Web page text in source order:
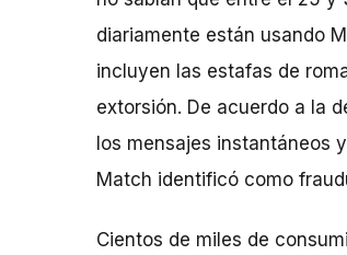
diariamente están usando
incluyen las estafas de
extorsión. De acuerdo a la
los mensajes instantáneos
Match identificó como
Cientos de miles de